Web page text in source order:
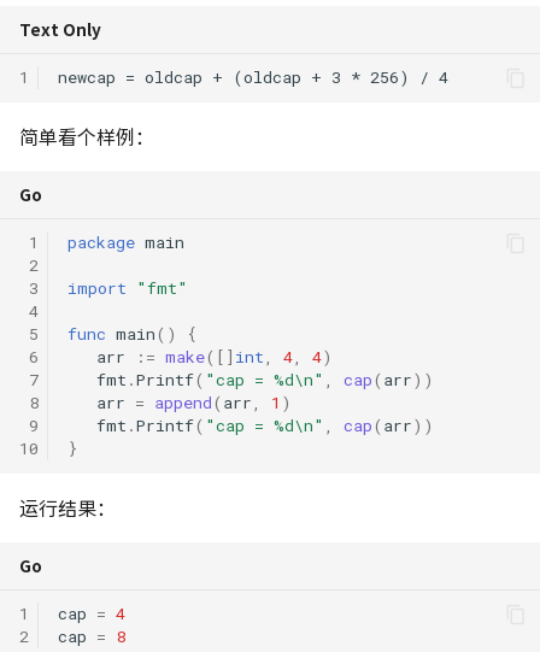
Text Only
1
简单看个样例：
Go
1
2
3
4
5
6
7
8
9
10
package main
import "fmt"
func main()
{
arr
:= make([] int, 4, 4)
fmt .Printf( "cap = %d\n" , cap( arr))
arr = append( arr, 1 )
fmt .Printf( "cap = %d\n" , cap( arr))
}
运行结果：
Go
1
2
cap = 4
cap = 8